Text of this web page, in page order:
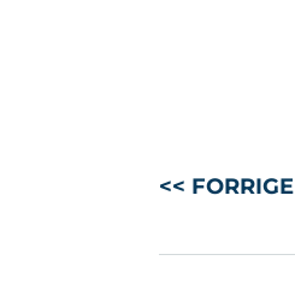
<< FORRIGE